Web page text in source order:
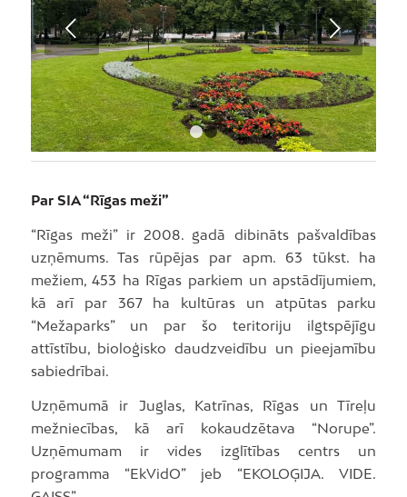
Next
1 2
Par SIA “Rīgas meži”
“Rīgas meži” ir 2008. gadā dibināts pašvaldības
uzņēmums. Tas rūpējas par apm. 63 tūkst. ha
mežiem, 453 ha Rīgas parkiem un apstādījumiem,
kā arī par 367 ha kultūras un atpūtas parku
“Mežaparks” un par šo teritoriju ilgtspējīgu
attīstību, bioloģisko daudzveidību un pieejamību
sabiedrībai.
Uzņēmumā ir Juglas, Katrīnas, Rīgas un Tīreļu
mežniecības, kā arī kokaudzētava “Norupe”.
Uzņēmumam ir vides izglītības centrs un
programma “EkVidO” jeb “EKOLOĢIJA. VIDE.